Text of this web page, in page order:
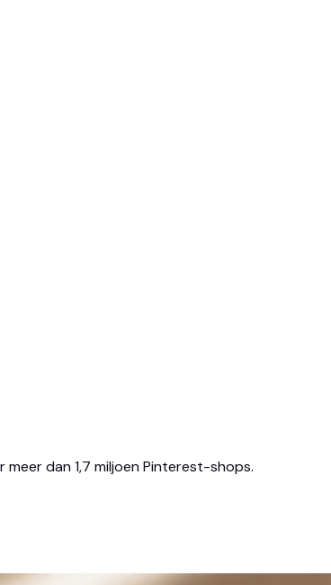
dan 1,7 miljoen Pinterest-shops.